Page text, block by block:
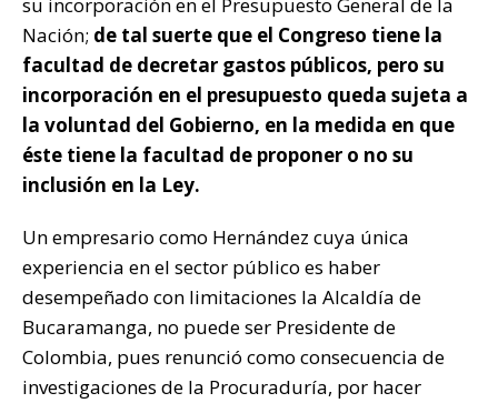
su incorporación en el Presupuesto General de la
Nación; de tal suerte que el Congreso tiene la
facultad de decretar gastos públicos, pero su
incorporación en el presupuesto queda sujeta a
la voluntad del Gobierno, en la medida en que
éste tiene la facultad de proponer o no su
inclusión en la Ley.
Un empresario como Hernández cuya única
experiencia en el sector público es haber
desempeñado con limitaciones la Alcaldía de
Bucaramanga, no puede ser Presidente de
Colombia, pues renunció como consecuencia de
investigaciones de la Procuraduría, por hacer